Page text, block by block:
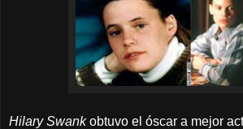
Hilary Swankobtuvo el óscar a mejor